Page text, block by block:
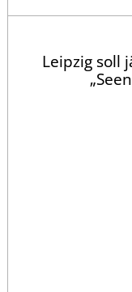
Leipzig soll